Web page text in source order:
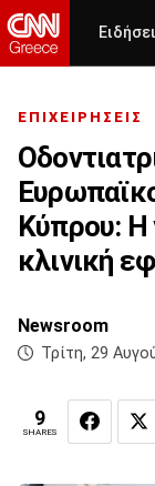
ΕΠΙΧΕΙΡΗΣΕΙΣ
Κύπρου: Η
κλινική
Newsroom
Τρίτη, 29
9
SHARES